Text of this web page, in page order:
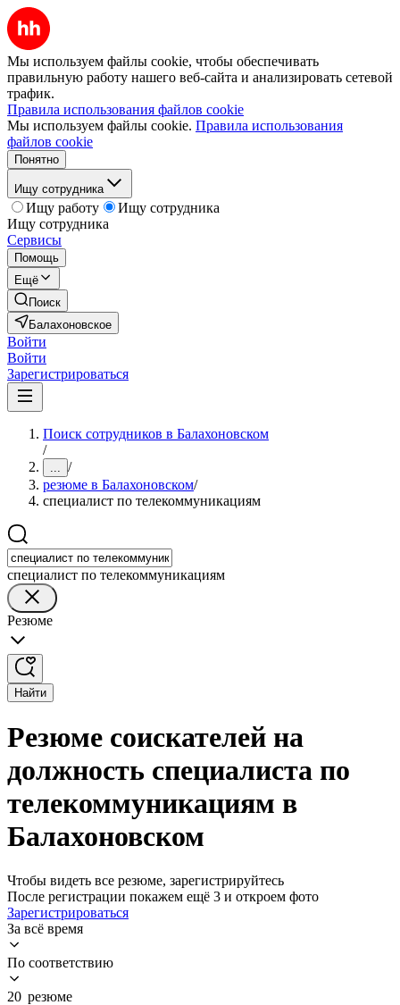
Мы используем файлы cookie, чтобы обеспечивать
правильную работу нашего веб-сайта и анализировать сетевой
трафик.
Правила использования файлов cookie
Мы используем файлы cookie. Правила использования
файлов cookie
Понятно
Ищу сотрудника
Ищу работу
Ищу сотрудника
Ищу сотрудника
Сервисы
Помощь
Ещё
Поиск
Балахоновское
Войти
Войти
Зарегистрироваться
Поиск сотрудников в Балахоновском
/
... /
резюме в Балахоновском/
специалист по телекоммуникациям
специалист по телекоммуникациям
Резюме
Найти
Резюме соискателей на
должность специалиста по
телекоммуникациям в
Балахоновском
Чтобы видеть все резюме, зарегистрируйтесь
После регистрации покажем ещё 3 и откроем фото
Зарегистрироваться
За всё время
По соответствию
20 резюме